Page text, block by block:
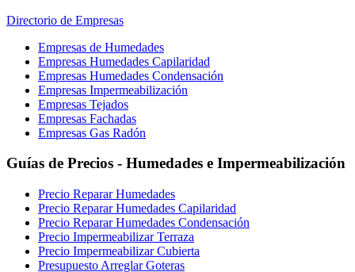
Directorio de Empresas
Empresas de Humedades
Empresas Humedades Capilaridad
Empresas Humedades Condensación
Empresas Impermeabilización
Empresas Tejados
Empresas Fachadas
Empresas Gas Radón
Guías de Precios - Humedades e Impermeabilización
Precio Reparar Humedades
Precio Reparar Humedades Capilaridad
Precio Reparar Humedades Condensación
Precio Impermeabilizar Terraza
Precio Impermeabilizar Cubierta
Presupuesto Arreglar Goteras